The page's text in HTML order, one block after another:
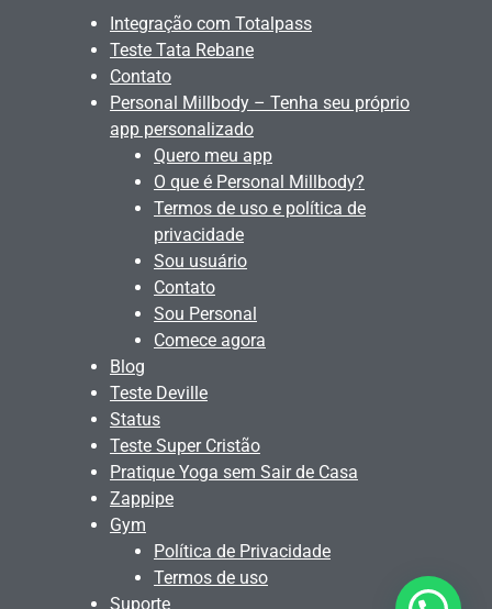
Integração com Totalpass
Teste Tata Rebane
Contato
Personal Millbody – Tenha seu próprio
app personalizado
Quero meu app
O que é Personal Millbody?
Termos de uso e política de
privacidade
Sou usuário
Contato
Sou Personal
Comece agora
Blog
Teste Deville
Status
Teste Super Cristão
Pratique Yoga sem Sair de Casa
Zappipe
Gym
Política de Privacidade
Termos de uso
Suporte